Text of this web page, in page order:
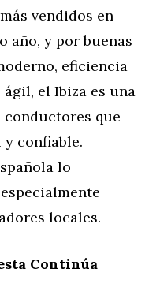
vendidos en
año, y por buenas
eficiencia
el Ibiza es una
que
confiable.
lo
locales.
Continúa